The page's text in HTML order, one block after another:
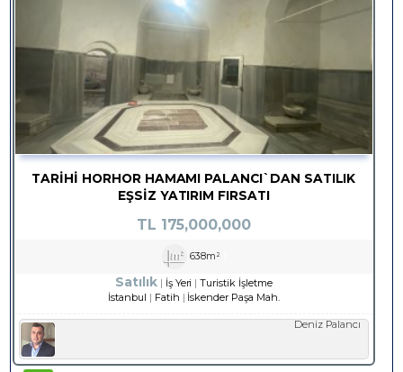
TARİHİ HORHOR HAMAMI PALANCI`DAN SATILIK
EŞSİZ YATIRIM FIRSATI
TL 175,000,000
638m²
Satılık İş Yeri
Turistik İşletme
İstanbul
Fatih İskender Paşa Mah.
Deniz Palancı